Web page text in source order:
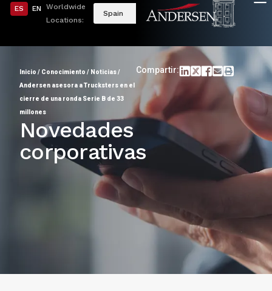
ES EN
Worldwide
Locations:
Spain
Inicio / Conocimiento / Noticias/
Andersen asesora a Trucksters en el
cierre de una ronda Serie B de 33
millones
Compartir:
Novedades
corporativas